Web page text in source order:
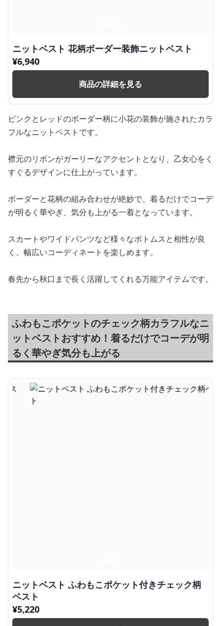
ニットベスト 花柄ボーダー装飾ニットベスト
¥6,940
商品の詳細を見る
ピンクとレッドのボーダー柄に小花の装飾が施されたカラ
フルなニットベストです。
襟元のリボンがガーリーなアクセントとなり、乙女心をく
すぐるデザインに仕上がっています。
ボーダーと花柄の組み合わせが絶妙で、着るだけでコーデ
が明るく華やぎ、気分も上がる一着となっています。
スカートやワイドパンツなど様々なボトムスと相性が良
く、幅広いコーディネートを楽しめます。
春先から秋口まで長く活躍してくれる万能アイテムです。
ふわもこポケットのチェック柄カラフルなニ
ットベストおすすめ！着るだけでコーデが明
るく華やぎ気分も上がる
ニットベスト ふわもこポケット付きチェック柄
ベスト
¥5,220